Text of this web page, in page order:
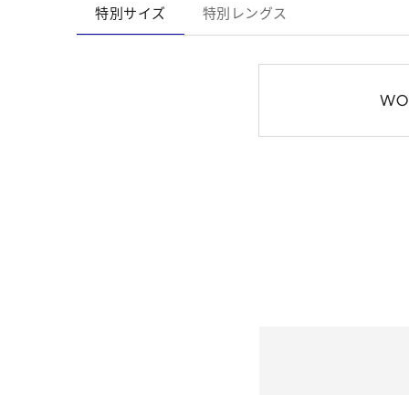
特別サイズ 特別レングス